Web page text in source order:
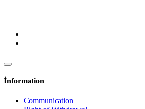
İnformation
Communication